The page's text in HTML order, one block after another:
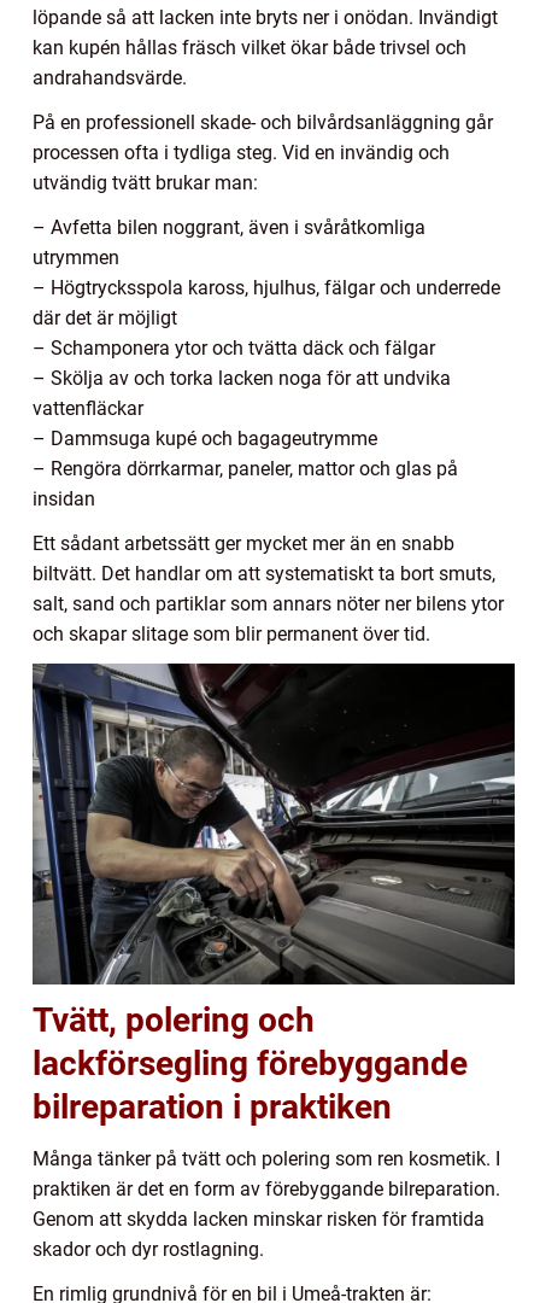
löpande så att lacken inte bryts ner i onödan. Invändigt
kan kupén hållas fräsch vilket ökar både trivsel och
andrahandsvärde.
På en professionell skade- och bilvårdsanläggning går
processen ofta i tydliga steg. Vid en invändig och
utvändig tvätt brukar man:
– Avfetta bilen noggrant, även i svåråtkomliga
utrymmen
– Högtrycksspola kaross, hjulhus, fälgar och underrede
där det är möjligt
– Schamponera ytor och tvätta däck och fälgar
– Skölja av och torka lacken noga för att undvika
vattenfläckar
– Dammsuga kupé och bagageutrymme
– Rengöra dörrkarmar, paneler, mattor och glas på
insidan
Ett sådant arbetssätt ger mycket mer än en snabb
biltvätt. Det handlar om att systematiskt ta bort smuts,
salt, sand och partiklar som annars nöter ner bilens ytor
och skapar slitage som blir permanent över tid.
Tvätt, polering och
lackförsegling förebyggande
bilreparation i praktiken
Många tänker på tvätt och polering som ren kosmetik. I
praktiken är det en form av förebyggande bilreparation.
Genom att skydda lacken minskar risken för framtida
skador och dyr rostlagning.
En rimlig grundnivå för en bil i Umeå-trakten är: